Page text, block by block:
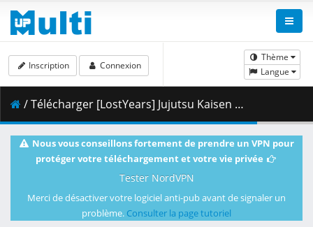
Thème
Langue
Inscription Connexion
/ Télécharger [LostYears] Jujutsu Kaisen - 09 (WEB 1080p x264 10-bit AAC) [1E1F2458].mkv.001 ( 338.10 MB )
Nous vous conseillons fortement de prendre un VPN pour
protéger votre téléchargement et votre vie privée
Tester NordVPN
Merci de désactiver votre logiciel anti-pub avant de signaler un
problème. Consulter la page tutoriel